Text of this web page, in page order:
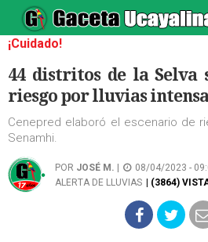
¡Cuidado!
44 distritos de la Selva
riesgo por lluvias
Cenepred elaboró el escenario de
Senamhi.
POR JOSÉ M.
08/04/2023 -
ALERTA DE LLUVIAS
| (3864)